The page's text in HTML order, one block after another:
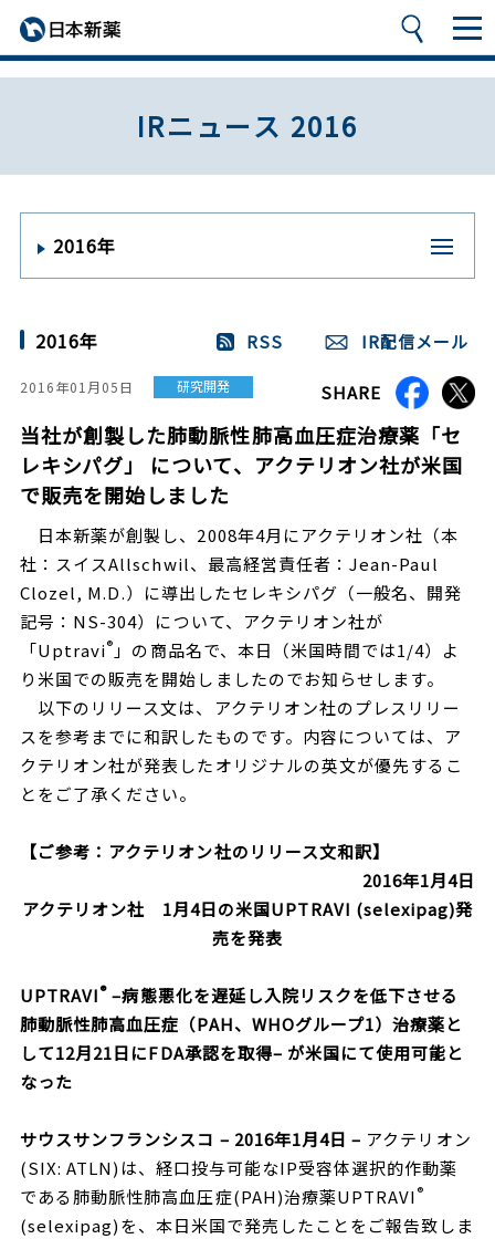
IRニュース 2016
2016年
2016年 RSS IR配信メール
2016年01月05日 研究開発 SHARE
当社が創製した肺動脈性肺高血圧症治療薬「セ
レキシパグ」 について、アクテリオン社が米国
で販売を開始しました
日本新薬が創製し、2008年4月にアクテリオン社（本
社：スイスAllschwil、最高経営責任者：Jean-Paul
Clozel, M.D.）に導出したセレキシパグ（一般名、開発
記号：NS-304）について、アクテリオン社が
「Uptravi® 」の商品名で、本日（米国時間では1/4）よ
り米国での販売を開始しましたのでお知らせします。
以下のリリース文は、アクテリオン社のプレスリリー
スを参考までに和訳したものです。内容については、ア
クテリオン社が発表したオリジナルの英文が優先するこ
とをご了承ください。
【ご参考：アクテリオン社のリリース文和訳】
2016年1月4日
アクテリオン社 1月4日の米国UPTRAVI (selexipag)発
売を発表
UPTRAVI® –病態悪化を遅延し入院リスクを低下させる
肺動脈性肺高血圧症（PAH、 WHOグループ1）治療薬と
して12月21日にFDA承認を取得– が米国にて使用可能と
なった
サウスサンフランシスコ – 2016年1月4日 – アクテリオン
(SIX: ATLN)は、経口投与可能なIP受容体選択的作動薬
である肺動脈性肺高血圧症(PAH)治療薬UPTRAVI®
(selexipag)を、本日米国で発売したことをご報告致しま